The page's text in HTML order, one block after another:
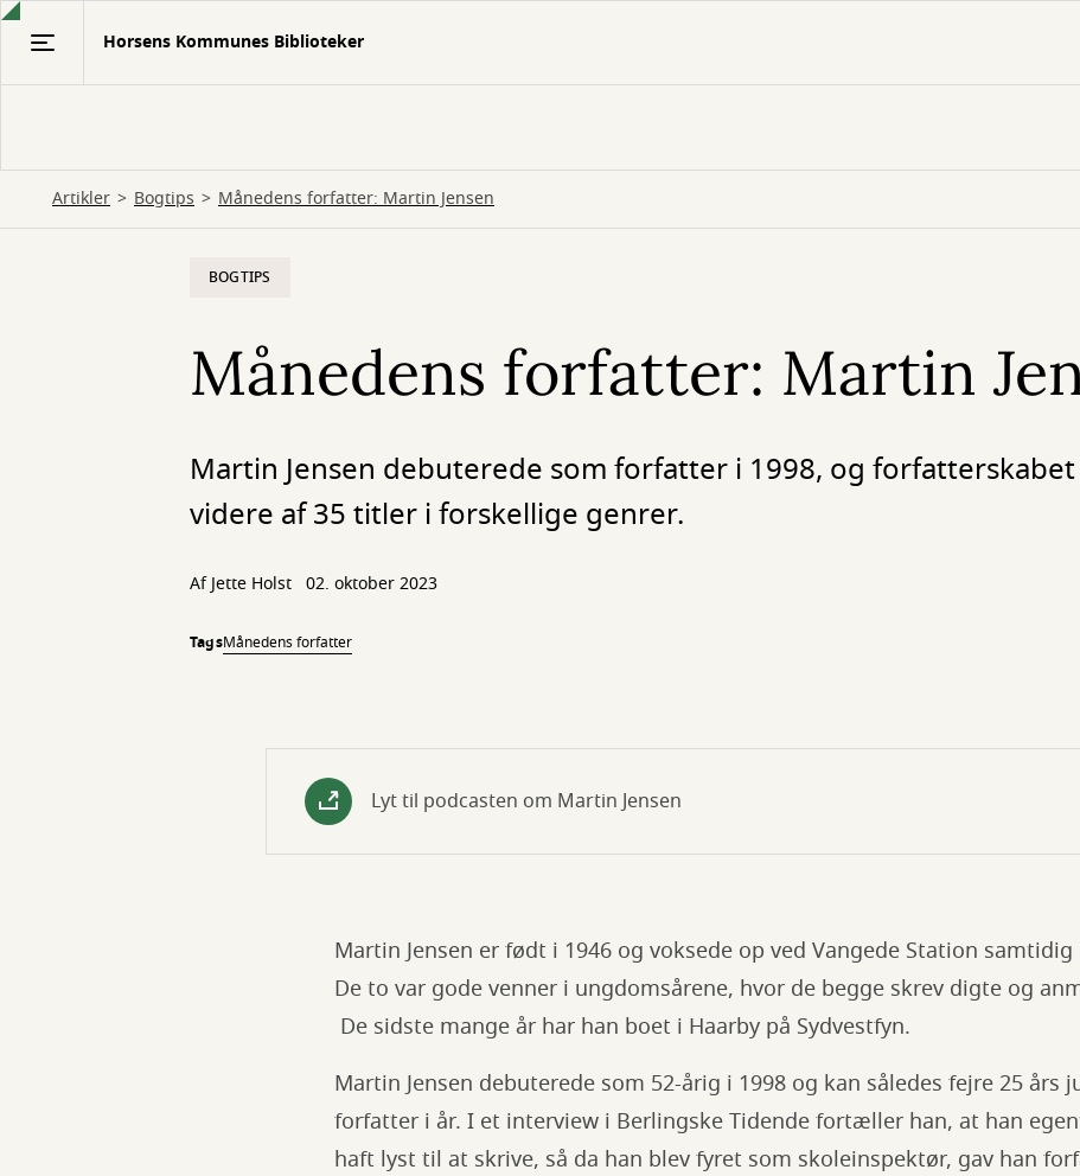
Gå
Horsens Kommunes Biblioteker
Artikler Bogtips Månedens forfatter: Martin Jensen
BOGTIPS
Månedens forfatter: Martin
Martin Jensen debuterede som forfatter i 1998, og
videre af 35 titler i forskellige genrer.
AfJette Holst 02. oktober 2023
TagsMånedens forfatter
Lyt til podcasten om Martin Jensen
Martin Jensen er født i 1946 og voksede op ved Vangede Station samtidig
De to var gode venner i ungdomsårene, hvor de begge skrev digte og
De sidste mange år har han boet i Haarby på Sydvestfyn.
Martin Jensen debuterede som 52-årig i 1998 og kan således fejre 25 års
forfatter i år. I et interview i Berlingske Tidende fortæller han, at han
haft lyst til at skrive, så da han blev fyret som skoleinspektør, gav han